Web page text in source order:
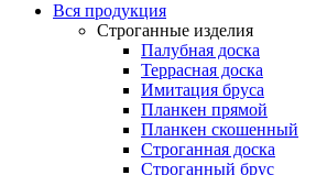
Вся продукция
Строганные изделия
Палубная доска
Террасная доска
Имитация бруса
Планкен прямой
Планкен скошенный
Строганная доска
Строганный брус